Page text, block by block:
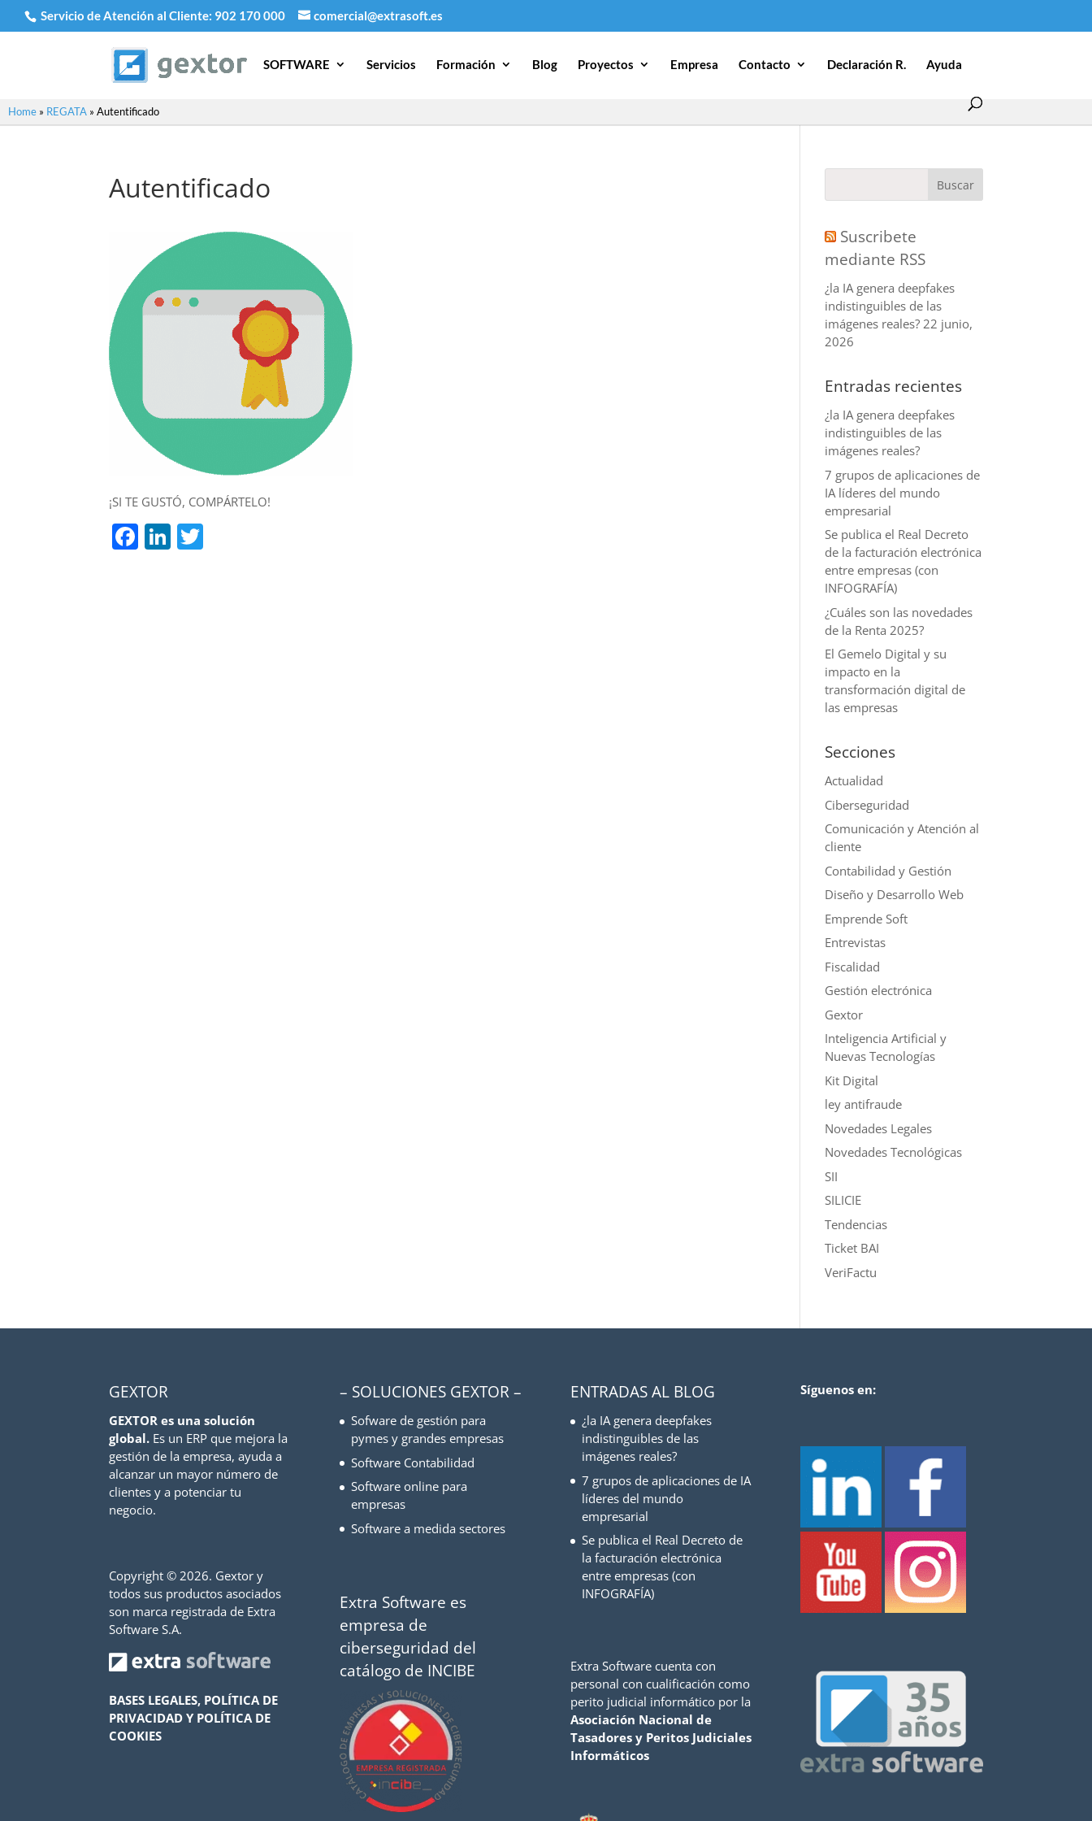
Servicio de Atención al Cliente: 902 170 000 comercial@extrasoft.es
SOFTWARE Servicios Formación Blog Proyectos Empresa Contacto Declaración R. Ayuda
Home » REGATA » Autentificado
Autentificado
¡SI TE GUSTÓ, COMPÁRTELO!
Facebook
LinkedIn
Suscribete
mediante RSS
¿la IA genera deepfakes
indistinguibles de las
imágenes reales? 22 junio,
2026
Entradas recientes
¿la IA genera deepfakes
indistinguibles de las
imágenes reales?
7 grupos de aplicaciones de
IA líderes del mundo
empresarial
Se publica el Real Decreto
de la facturación electrónica
entre empresas (con
INFOGRAFÍA)
¿Cuáles son las novedades
de la Renta 2025?
El Gemelo Digital y su
impacto en la
transformación digital de
las empresas
Secciones
Actualidad
Ciberseguridad
Comunicación y Atención al
cliente
Contabilidad y Gestión
Diseño y Desarrollo Web
Emprende Soft
Entrevistas
Fiscalidad
Gestión electrónica
Gextor
Inteligencia Artificial y
Nuevas Tecnologías
Kit Digital
ley antifraude
Novedades Legales
Novedades Tecnológicas
SII
SILICIE
Tendencias
Ticket BAI
VeriFactu
GEXTOR
GEXTOR es una solución
global. Es un ERP que mejora la
gestión de la empresa, ayuda a
alcanzar un mayor número de
clientes y a potenciar tu
negocio.
Copyright ©2026. Gextor y
todos sus productos asociados
son marca registrada de Extra
Software S.A.
BASES LEGALES, POLÍTICA DE
PRIVACIDAD Y POLÍTICA DE
COOKIES
– SOLUCIONES GEXTOR –
Sofware de gestión para
pymes y grandes empresas
Software Contabilidad
Software online para
empresas
Software a medida sectores
Extra Software es
empresa de
ciberseguridad del
catálogo de INCIBE
ENTRADAS AL BLOG
¿la IA genera deepfakes
indistinguibles de las
imágenes reales?
7 grupos de aplicaciones de IA
líderes del mundo
empresarial
Se publica el Real Decreto de
la facturación electrónica
entre empresas (con
INFOGRAFÍA)
Extra Software cuenta con
personal con cualificación como
perito judicial informático por la
Asociación Nacional de
Tasadores y Peritos Judiciales
Informáticos
Síguenos en: